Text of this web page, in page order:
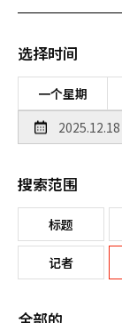
选择时间
一个星期
搜索范围
标题
记者